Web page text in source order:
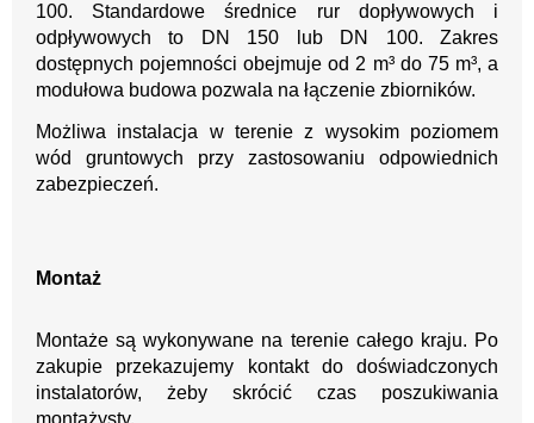
100. Standardowe średnice rur dopływowych i
odpływowych to DN 150 lub DN 100. Zakres
dostępnych pojemności obejmuje od 2 m³ do 75 m³, a
modułowa budowa pozwala na łączenie zbiorników.
Możliwa instalacja w terenie z wysokim poziomem
wód gruntowych przy zastosowaniu odpowiednich
zabezpieczeń.
Montaż
Montaże są wykonywane na terenie całego kraju. Po
zakupie przekazujemy kontakt do doświadczonych
instalatorów, żeby skrócić czas poszukiwania